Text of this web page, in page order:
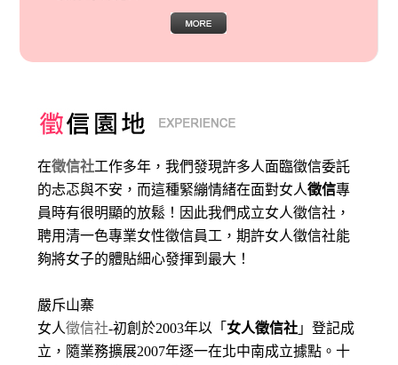
在徵信社工作多年，我們發現許多人面臨徵信委託
的忐忑與不安，而這種緊繃情緒在面對女人徵信專
員時有很明顯的放鬆！因此我們成立女人徵信社，
聘用清一色專業女性徵信員工，期許女人徵信社能
夠將女子的體貼細心發揮到最大 ！
嚴斥山寨
女人徵信社-初創於2003年以「 女人徵信社 」登記成
立，隨業務擴展2007年逐一在北中南成立據點。十